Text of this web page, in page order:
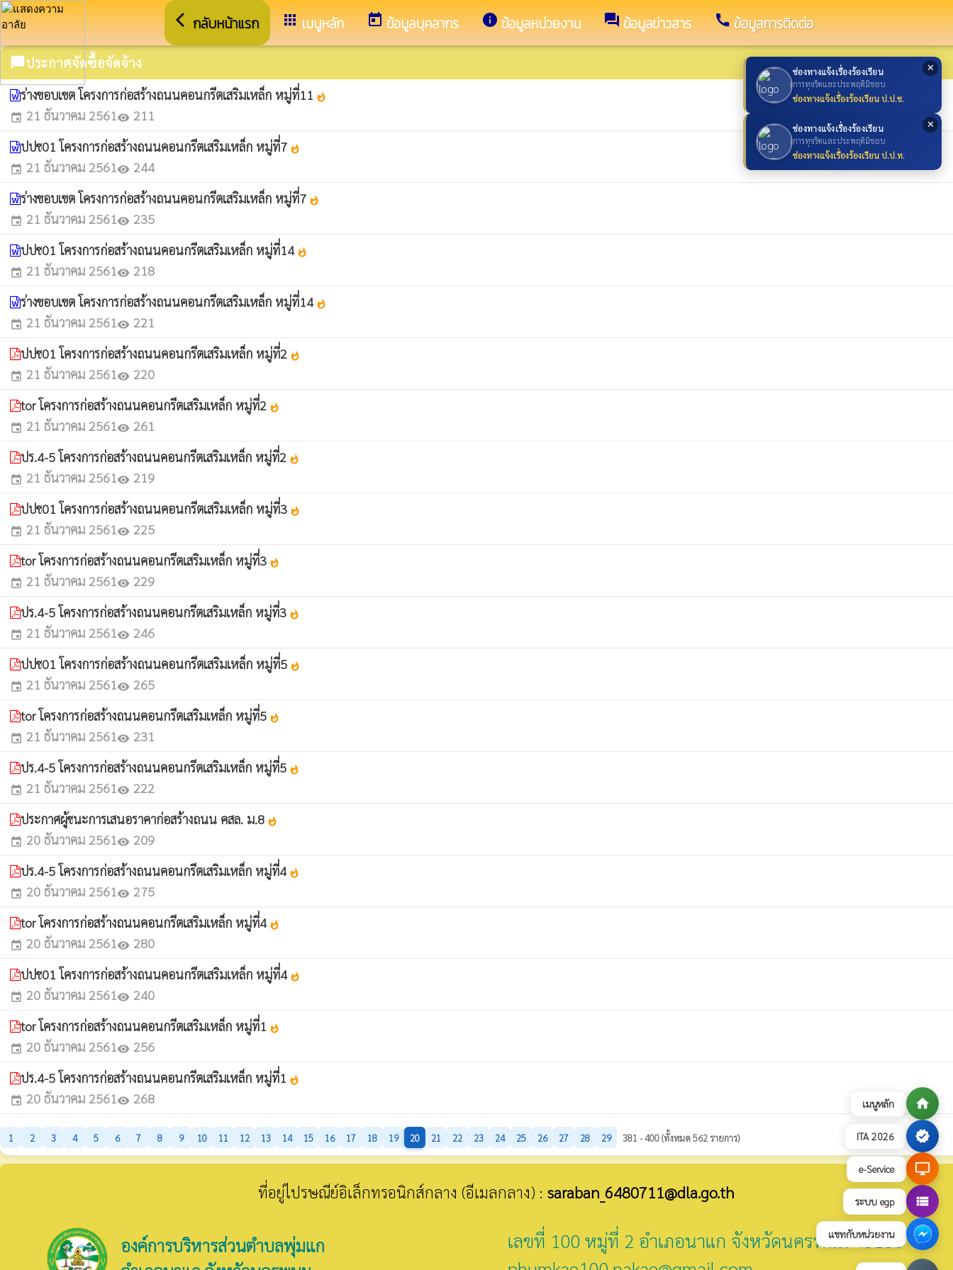
เมนูหลัก home
ITA 2026 verified
e-Service desktop_windows
ระบบ egp view_list
แชทกับหน่วยงาน
✕
ช่องทางแจ้งเรื่องร้องเรียน
การทุจริตและประพฤติมิชอบ
ช่องทางแจ้งเรื่องร้องเรียน ป.ป.ช.
✕
ช่องทางแจ้งเรื่องร้องเรียน
การทุจริตและประพฤติมิชอบ
ช่องทางแจ้งเรื่องร้องเรียน ป.ป.ท.
arrow_back_ios กลับหน้าแรก appsเมนูหลัก todayข้อมูลบุคลากร infoข้อมูลหน่วยงาน forumข้อมูลข่าวสาร callข้อมูลการติดต่อ
chat_bubbleประกาศจัดซื้อจัดจ้าง
ร่างขอบเขต โครงการก่อสร้างถนนคอนกรีตเสริมเหล็ก หมู่ที่11 whatshot
event 21 ธันวาคม 2561visibility 211
ปปช01 โครงการก่อสร้างถนนคอนกรีตเสริมเหล็ก หมู่ที่7 whatshot
event 21 ธันวาคม 2561visibility 244
ร่างขอบเขต โครงการก่อสร้างถนนคอนกรีตเสริมเหล็ก หมู่ที่7 whatshot
event 21 ธันวาคม 2561visibility 235
ปปช01 โครงการก่อสร้างถนนคอนกรีตเสริมเหล็ก หมู่ที่14 whatshot
event 21 ธันวาคม 2561visibility 218
ร่างขอบเขต โครงการก่อสร้างถนนคอนกรีตเสริมเหล็ก หมู่ที่14 whatshot
event 21 ธันวาคม 2561visibility 221
ปปช01 โครงการก่อสร้างถนนคอนกรีตเสริมเหล็ก หมู่ที่2 whatshot
event 21 ธันวาคม 2561visibility 220
tor โครงการก่อสร้างถนนคอนกรีตเสริมเหล็ก หมู่ที่2 whatshot
event 21 ธันวาคม 2561visibility 261
ปร.4-5 โครงการก่อสร้างถนนคอนกรีตเสริมเหล็ก หมู่ที่2 whatshot
event 21 ธันวาคม 2561visibility 219
ปปช01 โครงการก่อสร้างถนนคอนกรีตเสริมเหล็ก หมู่ที่3 whatshot
event 21 ธันวาคม 2561visibility 225
tor โครงการก่อสร้างถนนคอนกรีตเสริมเหล็ก หมู่ที่3 whatshot
event 21 ธันวาคม 2561visibility 229
ปร.4-5 โครงการก่อสร้างถนนคอนกรีตเสริมเหล็ก หมู่ที่3 whatshot
event 21 ธันวาคม 2561visibility 246
ปปช01 โครงการก่อสร้างถนนคอนกรีตเสริมเหล็ก หมู่ที่5 whatshot
event 21 ธันวาคม 2561visibility 265
tor โครงการก่อสร้างถนนคอนกรีตเสริมเหล็ก หมู่ที่5 whatshot
event 21 ธันวาคม 2561visibility 231
ปร.4-5 โครงการก่อสร้างถนนคอนกรีตเสริมเหล็ก หมู่ที่5 whatshot
event 21 ธันวาคม 2561visibility 222
ประกาศผู้ชนะการเสนอราคาก่อสร้างถนน คสล. ม.8 whatshot
event 20 ธันวาคม 2561visibility 209
ปร.4-5 โครงการก่อสร้างถนนคอนกรีตเสริมเหล็ก หมู่ที่4 whatshot
event 20 ธันวาคม 2561visibility 275
tor โครงการก่อสร้างถนนคอนกรีตเสริมเหล็ก หมู่ที่4 whatshot
event 20 ธันวาคม 2561visibility 280
ปปช01 โครงการก่อสร้างถนนคอนกรีตเสริมเหล็ก หมู่ที่4 whatshot
event 20 ธันวาคม 2561visibility 240
tor โครงการก่อสร้างถนนคอนกรีตเสริมเหล็ก หมู่ที่1 whatshot
event 20 ธันวาคม 2561visibility 256
ปร.4-5 โครงการก่อสร้างถนนคอนกรีตเสริมเหล็ก หมู่ที่1 whatshot
event 20 ธันวาคม 2561visibility 268
1 2 3 4 5 6 7 8 9 10 11 12 13 14 15 16 17 18 19 20 21 22 23 24 25 26 27 28 29 381 - 400 (ทั้งหมด 562 รายการ)
ที่อยู่ไปรษณีย์อิเล็กทรอนิกส์กลาง (อีเมลกลาง) : saraban_6480711@dla.go.th
องค์การบริหารส่วนตำบลพุ่มแก
เลขที่ 100 หมู่ที่ 2 อำเภอนาแก จังหวัดนครพนม 48130